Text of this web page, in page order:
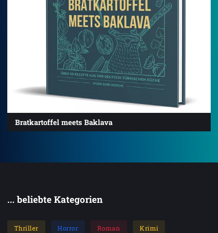
Bratkartoffel meets Baklava
... beliebte Kategorien
Thriller Horror Roman Krimi